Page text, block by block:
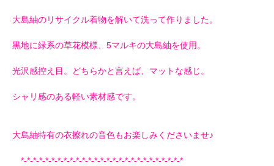
大島紬のリサイクル着物を解いて洗って作りました。
黒地に緑系の草花模様、5マルキの大島紬を使用。
光沢感控え目。どちらかと言えば、マットな感じ。
シャリ感のある軽い素材感です。
大島紬特有の衣擦れの音色もお楽しみくださいませ♪
*-*-*-*-*-*-*-*-*-*-*-*-*-*-*-*-*-*-*-*-*-*-*-*-*-*-*